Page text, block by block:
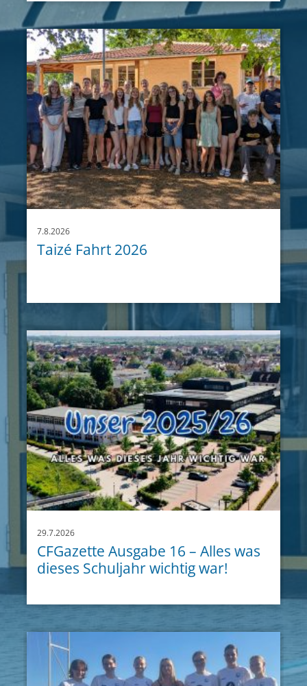
7.8.2026
Taizé Fahrt 2026
29.7.2026
CFGazette Ausgabe 16 – Alles was
dieses Schuljahr wichtig war!